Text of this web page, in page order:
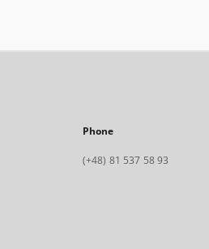
Phone
(+48) 81 537 58 93